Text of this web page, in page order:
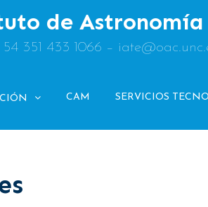
de
54 351 433 1066 –
CAM SERVICIOS